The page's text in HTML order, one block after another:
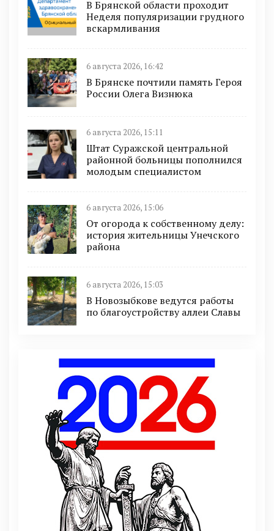
В Брянской области проходит
Неделя популяризации грудного
вскармливания
6 августа 2026, 16:42
В Брянске почтили память Героя
России Олега Визнюка
6 августа 2026, 15:11
Штат Суражской центральной
районной больницы пополнился
молодым специалистом
6 августа 2026, 15:06
От огорода к собственному делу:
история жительницы Унечского
района
6 августа 2026, 15:03
В Новозыбкове ведутся работы
по благоустройству аллеи Славы